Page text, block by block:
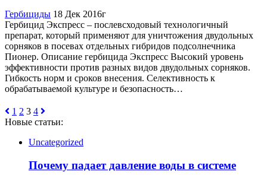
Гербициды 18 Дек 2016г
Гербицид Экспресс – послевсходовый технологичный
препарат, который применяют для уничтожения двудольных
сорняков в посевах отдельных гибридов подсолнечника
Пионер. Описание гербицида Экспресс Высокий уровень
эффективности против разных видов двудольных сорняков.
Гибкость норм и сроков внесения. Селективность к
обрабатываемой культуре и безопасность…
1 2 3 4
Новые статьи:
Uncategorized
Почему падает давление воды в системе